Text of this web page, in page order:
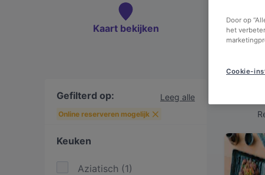
Kaart bekijken
Gefilterd op: Leeg alle
Online reserveren mogelijk
Keuken
Aziatisch (1)
Door op
het
Cookie-